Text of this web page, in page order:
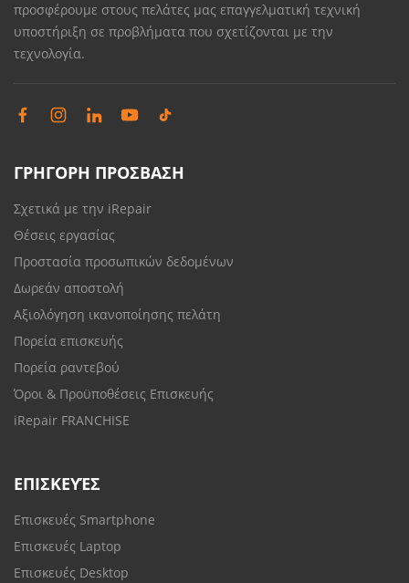
προσφέρουμε στους πελάτες μας επαγγελματική τεχνική
υποστήριξη σε προβλήματα που σχετίζονται με την
τεχνολογία.
ΓΡΗΓΟΡΗ ΠΡΟΣΒΑΣΗ
Σχετικά με την iRepair
Θέσεις εργασίας
Προστασία προσωπικών δεδομένων
Δωρεάν αποστολή
Αξιολόγηση ικανοποίησης πελάτη
Πορεία επισκευής
Πορεία ραντεβού
Όροι & Προϋποθέσεις Επισκευής
iRepair FRANCHISE
ΕΠΙΣΚΕΥΈΣ
Επισκευές Smartphone
Επισκευές Laptop
Επισκευές Desktop